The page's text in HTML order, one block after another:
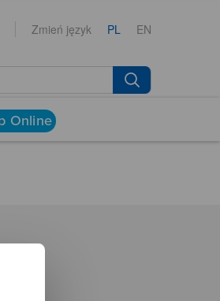
Zmień język PL EN
Online